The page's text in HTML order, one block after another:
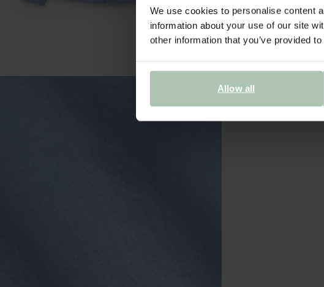
We use cookies to personalise content
information about your use of our site
other information that you’ve provided
Allow all